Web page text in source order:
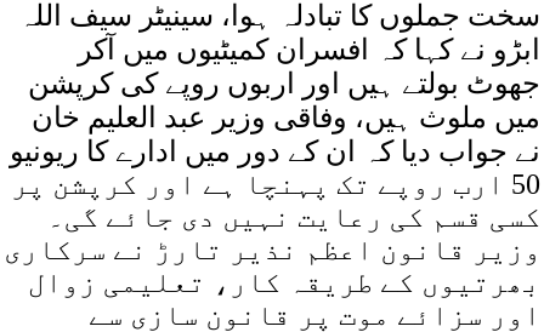
سخت جملوں کا تبادلہ ہوا، سینیٹر سیف اللہ
ابڑو نے کہا کہ افسران کمیٹیوں میں آکر
جھوٹ بولتے ہیں اور اربوں روپے کی کرپشن
میں ملوث ہیں، وفاقی وزیر عبد العلیم خان
نے جواب دیا کہ ان کے دور میں ادارے کا ریونیو
50 ارب روپے تک پہنچا ہے اور کرپشن پر
کسی قسم کی رعایت نہیں دی جائے گی۔
وزیر قانون اعظم نذیر تارڑ نے سرکاری
بھرتیوں کے طریقہ کار، تعلیمی زوال
اور سزائے موت پر قانون سازی سے